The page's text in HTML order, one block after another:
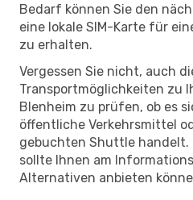
Bedarf können Sie den
eine lokale SIM-Karte für
zu erhalten.
Vergessen Sie nicht, auch
Transportmöglichkeiten zu
Blenheim zu prüfen, ob es
öffentliche Verkehrsmittel
gebuchten Shuttle handelt.
sollte Ihnen am
Alternativen anbieten